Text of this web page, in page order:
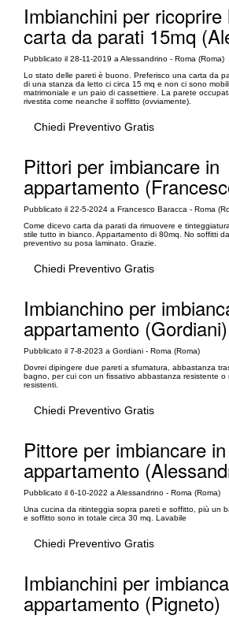
Imbianchini per
carta da parati 15mq
Pubblicato il 28-11-2019 a Alessandrino - Roma (Roma)
Lo stato delle pareti è buono. Preferisco una carta da
di una stanza da letto ci circa 15 mq e non ci sono
matrimoniale e un paio di cassettiere. La parete
rivestita come neanche il soffitto (ovviamente).
Chiedi Preventivo Gratis
Pittori per imbiancare in
appartamento
Pubblicato il 22-5-2024 a Francesco Baracca - Roma
Come dicevo carta da parati da rimuovere e
stile tutto in bianco. Appartamento di 80mq. No soffitti
preventivo su posa laminato. Grazie.
Chiedi Preventivo Gratis
Imbianchino per
appartamento (Gordiani)
Pubblicato il 7-8-2023 a Gordiani - Roma (Roma)
Dovrei dipingere due pareti a sfumatura, abbastanza
bagno, per cui con un fissativo abbastanza resistente o
resistenti.
Chiedi Preventivo Gratis
Pittore per imbiancare in
appartamento
Pubblicato il 6-10-2022 a Alessandrino - Roma (Roma)
Una cucina da ritinteggia sopra pareti e soffitto, più un
e soffitto sono in totale circa 30 mq. Lavabile
Chiedi Preventivo Gratis
Imbianchini per
appartamento (Pigneto)